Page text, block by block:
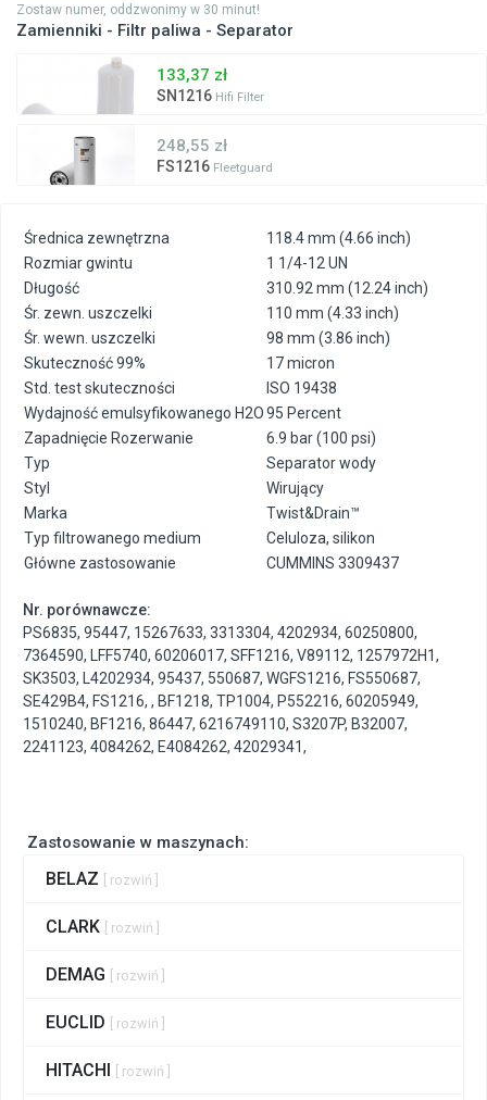
Zostaw numer, oddzwonimy w 30 minut!
Zamienniki - Filtr paliwa - Separator
133,37 zł
SN1216 Hifi Filter
248,55 zł
FS1216 Fleetguard
Zastosowanie w maszynach:
BELAZ [ rozwiń ]
CLARK [ rozwiń ]
DEMAG [ rozwiń ]
EUCLID [ rozwiń ]
HITACHI [ rozwiń ]
Średnica zewnętrzna
118.4 mm (4.66 inch)
Rozmiar gwintu
1 1/4-12 UN
Długość
310.92 mm (12.24 inch)
Śr. zewn. uszczelki
110 mm (4.33 inch)
Śr. wewn. uszczelki
98 mm (3.86 inch)
Skuteczność 99%
17 micron
Std. test skuteczności
ISO 19438
Wydajność emulsyfikowanego H2O95 Percent
Zapadnięcie Rozerwanie
6.9 bar (100 psi)
Typ
Separator wody
Styl
Wirujący
Marka
Twist&Drain™
Typ filtrowanego medium
Celuloza, silikon
Główne zastosowanie
CUMMINS 3309437
Nr. porównawcze:
PS6835, 95447, 15267633, 3313304, 4202934, 60250800,
7364590, LFF5740, 60206017, SFF1216, V89112, 1257972H1,
SK3503, L4202934, 95437, 550687, WGFS1216, FS550687,
SE429B4, FS1216, , BF1218, TP1004, P552216, 60205949,
1510240, BF1216, 86447, 6216749110, S3207P, B32007,
2241123, 4084262, E4084262, 42029341,